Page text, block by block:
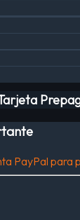
PayPal para